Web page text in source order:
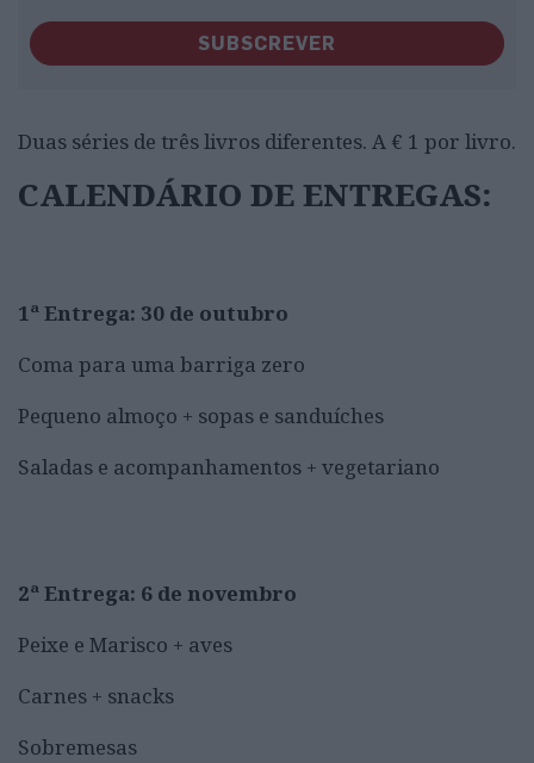
SUBSCREVER
Duas séries de três livros diferentes. A € 1 por livro.
CALENDÁRIO DE ENTREGAS:
1ª Entrega: 30 de outubro
Coma para uma barriga zero
Pequeno almoço + sopas e sanduíches
Saladas e acompanhamentos + vegetariano
2ª Entrega: 6 de novembro
Peixe e Marisco + aves
Carnes + snacks
Sobremesas